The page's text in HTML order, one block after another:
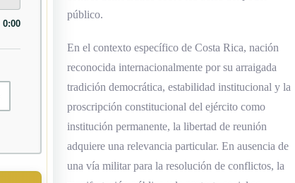
0:00
público.
En el contexto específico de Costa Rica, nación
reconocida internacionalmente por su arraigada
tradición democrática, estabilidad institucional y la
proscripción constitucional del ejército como
institución permanente, la libertad de reunión
adquiere una relevancia particular. En ausencia de
una vía militar para la resolución de conflictos, la